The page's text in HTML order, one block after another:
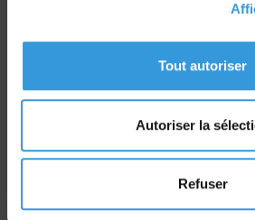
Tout autoriser
Autoriser la
Refuser
Route de la Chapelle Réanville
Tél : 02 32 53 64 34
www.faceaurisque.com
Qui sommes-nous